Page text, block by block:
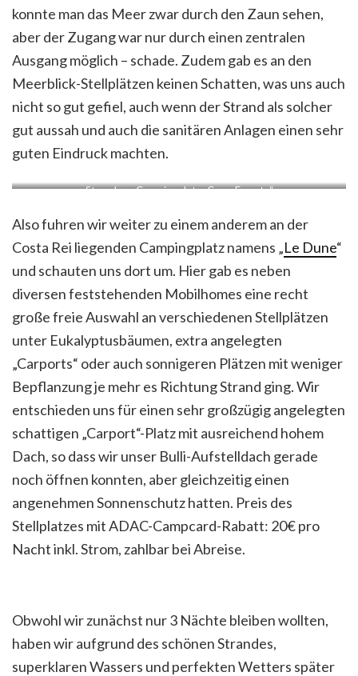
konnte man das Meer zwar durch den Zaun sehen,
aber der Zugang war nur durch einen zentralen
Ausgang möglich – schade. Zudem gab es an den
Meerblick-Stellplätzen keinen Schatten, was uns auch
nicht so gut gefiel, auch wenn der Strand als solcher
gut aussah und auch die sanitären Anlagen einen sehr
guten Eindruck machten.
Strand am Campingplatz „Capo Ferrato“
Also fuhren wir weiter zu einem anderem an der
Costa Rei liegenden Campingplatz namens „Le Dune“
und schauten uns dort um. Hier gab es neben
diversen feststehenden Mobilhomes eine recht
große freie Auswahl an verschiedenen Stellplätzen
unter Eukalyptusbäumen, extra angelegten
„Carports“ oder auch sonnigeren Plätzen mit weniger
Bepflanzung je mehr es Richtung Strand ging. Wir
entschieden uns für einen sehr großzügig angelegten
schattigen „Carport“-Platz mit ausreichend hohem
Dach, so dass wir unser Bulli-Aufstelldach gerade
noch öffnen konnten, aber gleichzeitig einen
angenehmen Sonnenschutz hatten. Preis des
Stellplatzes mit ADAC-Campcard-Rabatt: 20€ pro
Nacht inkl. Strom, zahlbar bei Abreise.
Obwohl wir zunächst nur 3 Nächte bleiben wollten,
haben wir aufgrund des schönen Strandes,
superklaren Wassers und perfekten Wetters später